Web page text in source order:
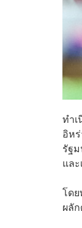
ทำ
อิห
รัฐ
แล
โด
ผลั